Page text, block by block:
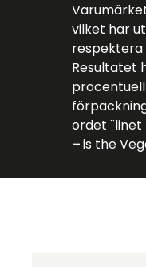
vilket har
respektera
Resultatet
ordet
–is the